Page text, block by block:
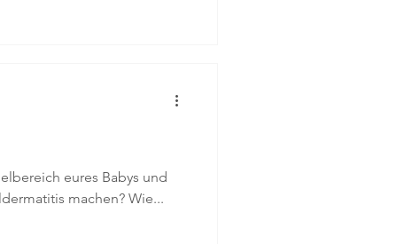
eures Babys und
machen? Wie...